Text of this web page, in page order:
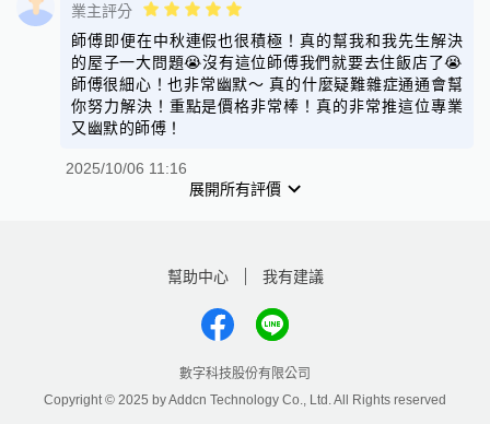
業主評分
師傅即便在中秋連假也很積極！真的幫我和我先生解決
的屋子一大問題😭沒有這位師傅我們就要去住飯店了😭
師傅很細心！也非常幽默～ 真的什麼疑難雜症通通會幫
你努力解決！重點是價格非常棒！真的非常推這位專業
又幽默的師傅！
2025/10/06 11:16
展開所有評價
幫助中心 我有建議
數字科技股份有限公司
Copyright © 2025 by Addcn Technology Co., Ltd. All Rights reserved